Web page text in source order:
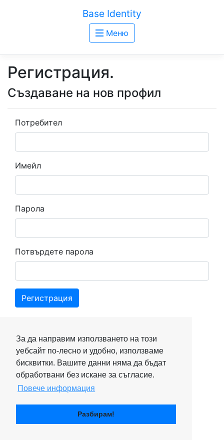
За да направим използването на този
уебсайт по-лесно и удобно, използваме
бисквитки. Вашите данни няма да бъдат
обработвани без искане за съгласие.
Повече информация
Разбирам!
Base Identity
Меню
Регистрация.
Създаване на нов профил
Потребител
Имейл
Парола
Потвърдете парола
Регистрация